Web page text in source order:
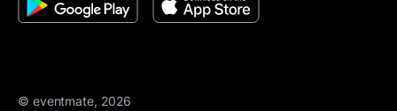
© eventmate, 2026